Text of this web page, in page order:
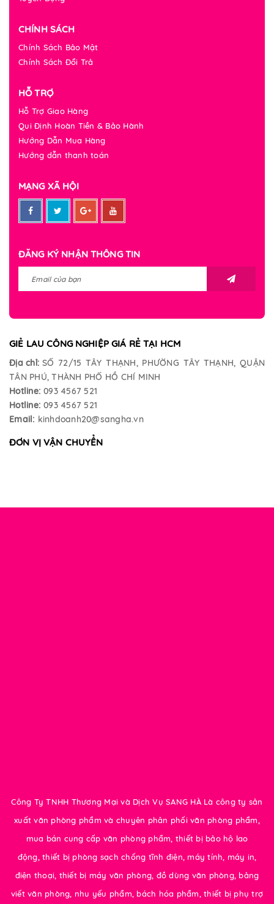
CHÍNH SÁCH
Chính Sách Bảo Mật
Chính Sách Đổi Trả
HỖ TRỢ
Hỗ Trợ Giao Hàng
Qui Định Hoàn Tiền & Bảo Hành
Hướng Dẫn Mua Hàng
Hướng dẫn thanh toán
MẠNG XÃ HỘI
ĐĂNG KÝ NHẬN THÔNG TIN
GIẺ LAU CÔNG NGHIỆP GIÁ RẺ TẠI HCM
Địa chỉ: SỐ 72/15 TÂY THẠNH, PHƯỜNG TÂY THẠNH, QUẬN
TÂN PHÚ, THÀNH PHỐ HỒ CHÍ MINH
Hotline: 093 4567 521
Hotline: 093 4567 521
Email: kinhdoanh20@sangha.vn
ĐƠN VỊ VẬN CHUYỂN
Công Ty TNHH Thương Mại và Dịch Vụ SANG HÀ Là công ty sản
xuất văn phòng phẩm và chuyên phân phối văn phòng phẩm,
mua bán cung cấp văn phòng phẩm, thiết bị bảo hộ lao
động, thiết bị phòng sạch chống tĩnh điện, máy tính, máy in,
điện thoại, thiết bị máy văn phòng, đồ dùng văn phòng, bảng
viết văn phòng, nhu yếu phẩm, bách hóa phẩm, thiết bị phụ trợ